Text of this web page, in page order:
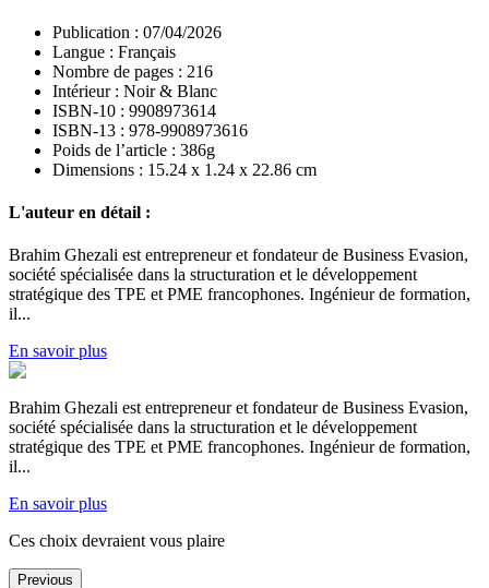
Publication : 07/04/2026
Langue : Français
Nombre de pages : 216
Intérieur : Noir & Blanc
ISBN-10 : 9908973614
ISBN-13 : 978-9908973616
Poids de l’article : 386g
Dimensions : 15.24 x 1.24 x 22.86 cm
L'auteur en détail :
Brahim Ghezali est entrepreneur et fondateur de Business Evasion,
société spécialisée dans la structuration et le développement
stratégique des TPE et PME francophones. Ingénieur de formation,
il...
En savoir plus
Brahim Ghezali est entrepreneur et fondateur de Business Evasion,
société spécialisée dans la structuration et le développement
stratégique des TPE et PME francophones. Ingénieur de formation,
il...
En savoir plus
Ces choix devraient vous plaire
Previous